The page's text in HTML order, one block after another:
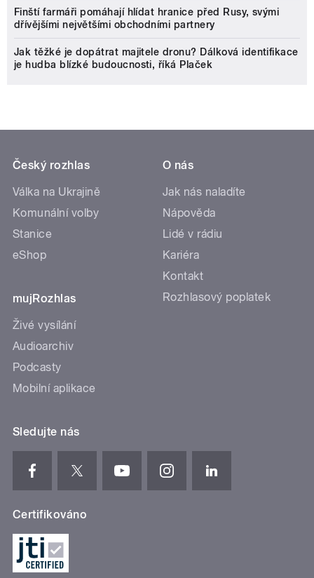
Finští farmáři pomáhají hlídat hranice před Rusy, svými
dřívějšími největšími obchodními partnery
Jak těžké je dopátrat majitele dronu? Dálková identifikace
je hudba blízké budoucnosti, říká Plaček
Český rozhlas
Válka na Ukrajině
Komunální volby
Stanice
eShop
mujRozhlas
Živé vysílání
Audioarchiv
Podcasty
Mobilní aplikace
O nás
Jak nás naladíte
Nápověda
Lidé v rádiu
Kariéra
Kontakt
Rozhlasový poplatek
Sledujte nás
Certifikováno